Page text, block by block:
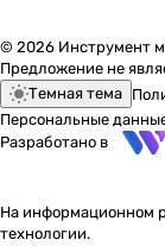
© 2026 Инструмент
Предложение не
Темная тема
Персональные
Разработано в
На информационном
технологии.